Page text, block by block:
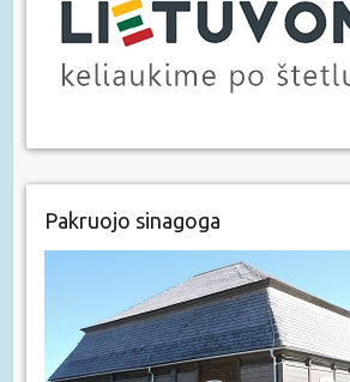
Pakruojo sinagoga